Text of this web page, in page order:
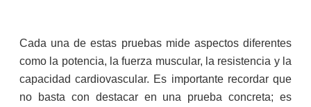
Cada una de estas pruebas mide aspectos diferentes
como la potencia, la fuerza muscular, la resistencia y la
capacidad cardiovascular. Es importante recordar que
no basta con destacar en una prueba concreta; es